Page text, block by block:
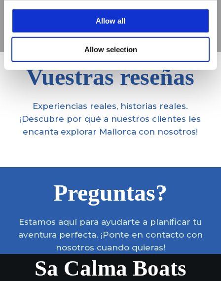
Allow all
Allow selection
Vuestras reseñas
Experiencias reales, historias reales.
¡Descubre por qué a nuestros clientes les
encanta explorar Mallorca con nosotros!
Preguntas?
Estamos aquí para ayudarte a planificar tu
aventura perfecta. ¡Ponte en contacto con
nosotros cuando quieras!
Sa Calma Boats